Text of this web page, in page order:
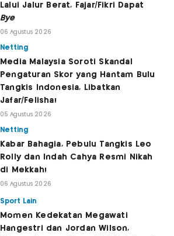
Lalui Jalur Berat, Fajar/Fikri Dapat
Bye
06 Agustus 2026
Netting
Media Malaysia Soroti Skandal
Pengaturan Skor yang Hantam Bulu
Tangkis Indonesia, Libatkan
Jafar/Felisha!
05 Agustus 2026
Netting
Kabar Bahagia, Pebulu Tangkis Leo
Rolly dan Indah Cahya Resmi Nikah
di Mekkah!
06 Agustus 2026
Sport Lain
Momen Kedekatan Megawati
Hangestri dan Jordan Wilson,